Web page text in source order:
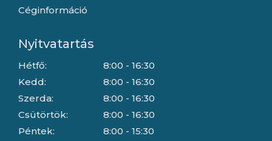
Céginformáció
Nyitvatartás
Hétfő:
Kedd:
Szerda:
Csütörtök:
Péntek:
8:00 - 16:30
8:00 - 16:30
8:00 - 16:30
8:00 - 16:30
8:00 - 15:30